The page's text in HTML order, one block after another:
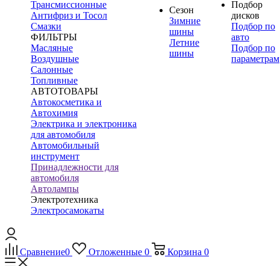
Трансмиссионные
Антифриз и Тосол
Смазки
ФИЛЬТРЫ
Масляные
Воздушные
Салонные
Топливные
АВТОТОВАРЫ
Автокосметика и
Автохимия
Электрика и электроника
для автомобиля
Автомобильный
инструмент
Принадлежности для
автомобиля
Автолампы
Электротехника
Электросамокаты
Сезон
Зимние
шины
Летние
шины
Подбор
дисков
Подбор по
авто
Подбор по
параметрам
Сравнение0 Отложенные 0 Корзина 0